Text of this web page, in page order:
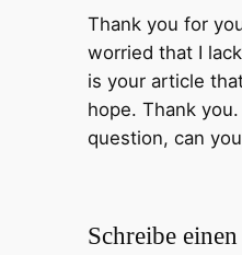
Thank you for
worried that I
is your article
hope. Thank
question, can
Schreibe